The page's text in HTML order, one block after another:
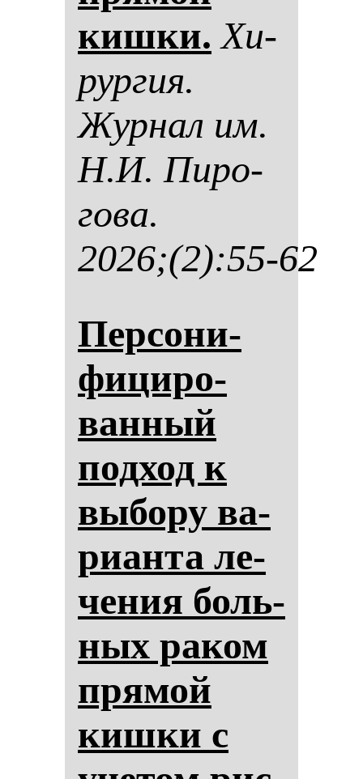
киш­ки. Хи­
рур­гия.
Жур­нал им.
Н.И. Пи­ро­
го­ва.
2026;(2):55-62
Пер­со­ни­
фи­ци­ро­
ван­ный
под­ход к
вы­бо­ру ва­
ри­ан­та ле­
че­ния боль­
ных ра­ком
пря­мой
киш­ки с